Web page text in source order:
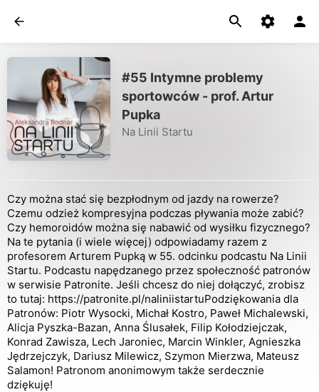
#55 Intymne problemy
sportowców - prof. Artur
Pupka
Na Linii Startu
Czy można stać się bezpłodnym od jazdy na rowerze?
Czemu odzież kompresyjna podczas pływania może zabić?
Czy hemoroidów można się nabawić od wysiłku fizycznego?
Na te pytania (i wiele więcej) odpowiadamy razem z
profesorem Arturem Pupką w 55. odcinku podcastu Na Linii
Startu. Podcastu napędzanego przez społeczność patronów
w serwisie Patronite. Jeśli chcesz do niej dołączyć, zrobisz
to tutaj: https://patronite.pl/naliniistartuPodziękowania dla
Patronów: Piotr Wysocki, Michał Kostro, Paweł Michalewski,
Alicja Pyszka-Bazan, Anna Ślusałek, Filip Kołodziejczak,
Konrad Zawisza, Lech Jaroniec, Marcin Winkler, Agnieszka
Jędrzejczyk, Dariusz Milewicz, Szymon Mierzwa, Mateusz
Salamon! Patronom anonimowym także serdecznie
dziękuję!